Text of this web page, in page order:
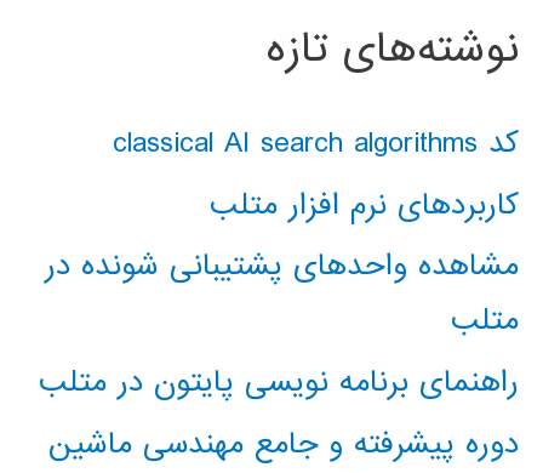
نوشته‌های تازه
کد classical AI search algorithms
کاربردهای نرم افزار متلب
مشاهده واحدهای پشتیبانی شونده در
متلب
راهنمای برنامه نویسی پایتون در متلب
دوره پیشرفته و جامع مهندسی ماشین